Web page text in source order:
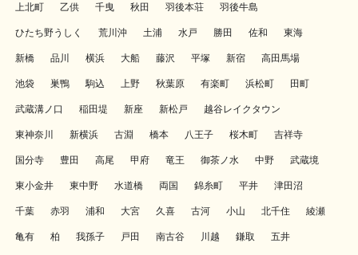
上北町 乙供 千曳 秋田 羽後本荘 羽後牛島
ひたち野うしく 荒川沖 土浦 水戸 勝田 佐和 東海
新橋 品川 横浜 大船 藤沢 平塚 新宿 高田馬場
池袋 巣鴨 駒込 上野 秋葉原 有楽町 浜松町 田町
武蔵溝ノ口 稲田堤 新座 新松戸 越谷レイクタウン
東神奈川 新横浜 古淵 橋本 八王子 桜木町 吉祥寺
国分寺 豊田 高尾 甲府 竜王 御茶ノ水 中野 武蔵境
東小金井 東中野 水道橋 両国 錦糸町 平井 津田沼
千葉 赤羽 浦和 大宮 久喜 古河 小山 北千住 綾瀬
亀有 柏 我孫子 戸田 南古谷 川越 鎌取 五井